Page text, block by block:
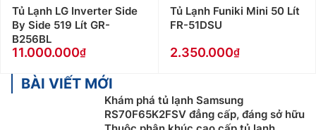
Tủ Lạnh LG Inverter Side
By Side 519 Lít GR-
B256BL
11.000.000
Tủ Lạnh Funiki Mini 50 Lít
FR-51DSU
2.350.000
BÀI VIẾT MỚI
Khám phá tủ lạnh Samsung
RS70F65K2FSV đẳng cấp, đáng sở hữu